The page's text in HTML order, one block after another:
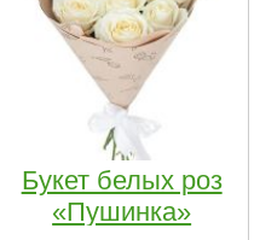
Букет белых роз
«Пушинка»